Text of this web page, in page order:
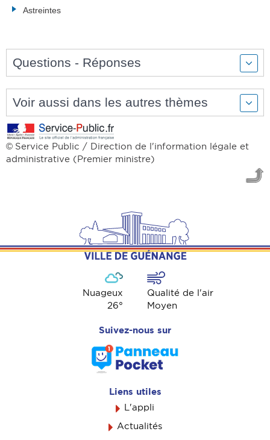
Astreintes
Questions - Réponses
Voir aussi dans les autres thèmes
© Service Public / Direction de l'information légale et
administrative (Premier ministre)
Nuageux
26°
Qualité de l'air
Moyen
Suivez-nous sur
Liens utiles
L'appli
Actualités